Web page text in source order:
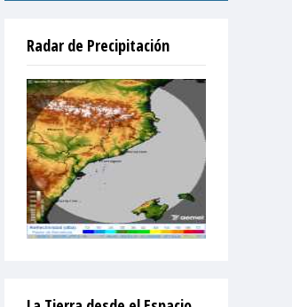
Radar de Precipitación